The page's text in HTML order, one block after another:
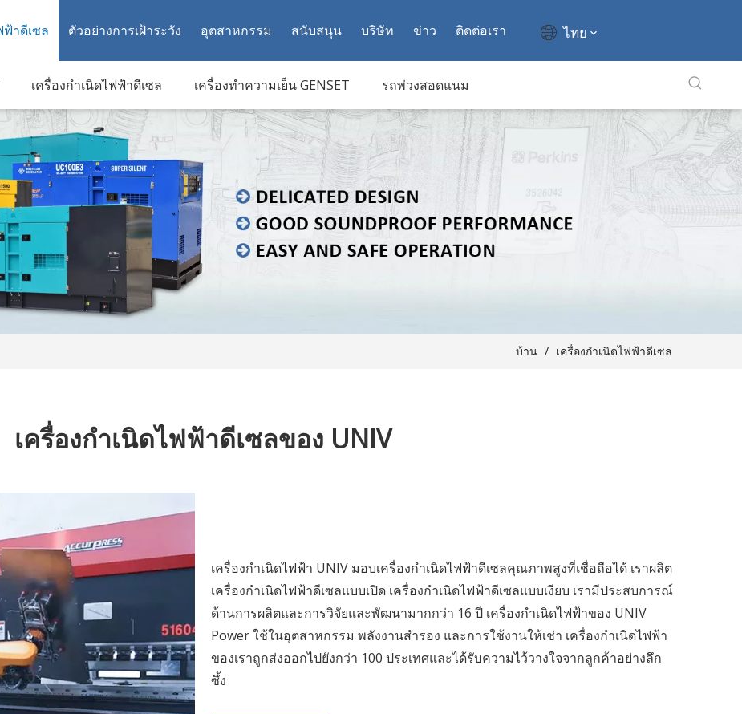
ฟ้าดีเซล ตัวอย่างการเฝ้าระวัง อุตสาหกรรม สนับสนุน บริษัท ข่าว ติดต่อเรา ไทย
เครื่องกำเนิดไฟฟ้าดีเซล เครื่องทำความเย็น GENSET รถพ่วงสอดแนม
บ้าน / เครื่องกำเนิดไฟฟ้าดีเซล
เครื่องกำเนิดไฟฟ้าดีเซลของ UNIV
เครื่องกำเนิดไฟฟ้า UNIV มอบเครื่องกำเนิดไฟฟ้าดีเซลคุณภาพสูงที่เชื่อถือได้ เราผลิต
เครื่องกำเนิดไฟฟ้าดีเซลแบบเปิด เครื่องกำเนิดไฟฟ้าดีเซลแบบเงียบ เรามีประสบการณ์
ด้านการผลิตและการวิจัยและพัฒนามากกว่า 16 ปี เครื่องกำเนิดไฟฟ้าของ UNIV
Power ใช้ในอุตสาหกรรม พลังงานสำรอง และการใช้งานให้เช่า เครื่องกำเนิดไฟฟ้า
ของเราถูกส่งออกไปยังกว่า 100 ประเทศและได้รับความไว้วางใจจากลูกค้าอย่างลึก
ซึ้ง